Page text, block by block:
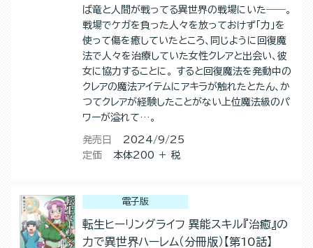
ば竜と人間が戦ってる異世界の戦場にいた――。
戦場でケガを負った人々を放っておけず「力」を
使って傷を癒していたところ、同じように回復魔
法で人々を治療していた女性クレアと出会い、彼
女に協力することに。 すると回復魔法を発動中の
クレアの魔法アイテムにアキラが触れたとたん、か
つてクレアが経験したことがない上位魔法級のパ
ワーが溢れて…。
発売日
2024/9/25
定価
本体200 ＋ 税
電子版
転生ヒーリングライフ 異能スキル『治癒』の
力で異世界ハーレム（分冊版）【第10話】